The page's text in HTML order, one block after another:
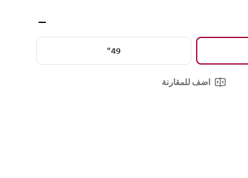
49"
اضف للمقارنة